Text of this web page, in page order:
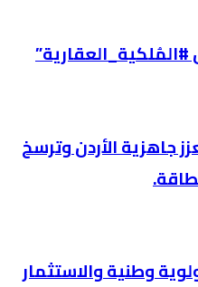
جاهزية الأردن وترسخ
وطنية والاستثمار